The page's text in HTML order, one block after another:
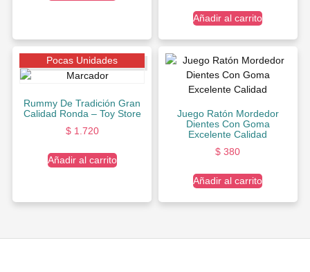
Añadir al carrito
Pocas Unidades
Rummy De Tradición Gran
Calidad Ronda – Toy Store
$1.720
Añadir al carrito
Juego Ratón Mordedor
Dientes Con Goma
Excelente Calidad
$ 380
Añadir al carrito